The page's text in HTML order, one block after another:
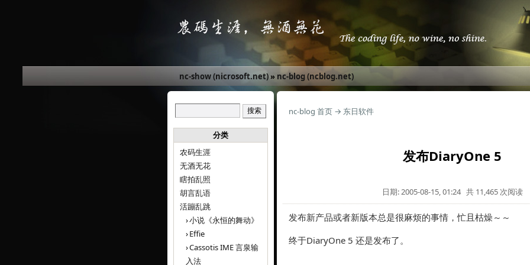
nc-show (nicrosoft.net)» nc-blog (ncblog.net)
分类
农码生涯
无酒无花
瞎拍乱照
胡言乱语
活蹦乱跳
小说《永恒的舞动》
Effie
Cassotis IME 言泉输
入法
nc-blog 首页 → 东日软件
发布DiaryOne 5
日期: 2005-08-15, 01:24 共 11,465 次阅读
发布新产品或者新版本总是很麻烦的事情，忙且枯燥～～
终于DiaryOne 5 还是发布了。